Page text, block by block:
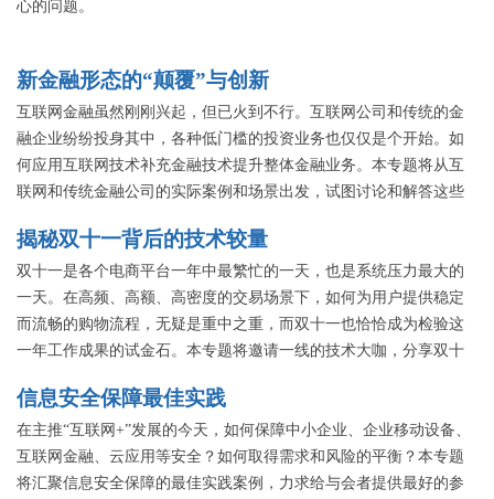
心的问题。
新金融形态的“颠覆”与创新
互联网金融虽然刚刚兴起，但已火到不行。互联网公司和传统的金
融企业纷纷投身其中，各种低门槛的投资业务也仅仅是个开始。如
何应用互联网技术补充金融技术提升整体金融业务。本专题将从互
联网和传统金融公司的实际案例和场景出发，试图讨论和解答这些
揭秘双十一背后的技术较量
双十一是各个电商平台一年中最繁忙的一天，也是系统压力最大的
一天。在高频、高额、高密度的交易场景下，如何为用户提供稳定
而流畅的购物流程，无疑是重中之重，而双十一也恰恰成为检验这
一年工作成果的试金石。本专题将邀请一线的技术大咖，分享双十
信息安全保障最佳实践
在主推“互联网+”发展的今天，如何保障中小企业、企业移动设备、
互联网金融、云应用等安全？如何取得需求和风险的平衡？本专题
将汇聚信息安全保障的最佳实践案例，力求给与会者提供最好的参